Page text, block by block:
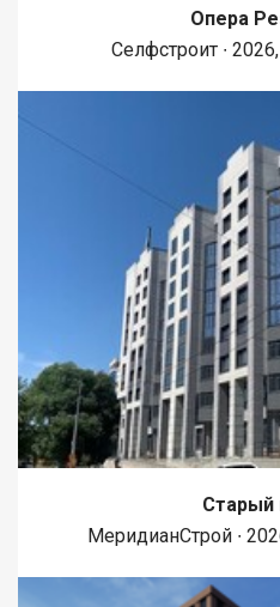
Опера
Селфстроит ∙
Старый
МеридианСтрой ∙